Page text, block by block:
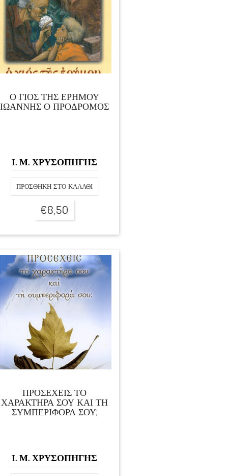
Ο ΓΙΟΣ ΤΗΣ ΕΡΗΜΟΥ
ΙΩΑΝΝΗΣ Ο ΠΡΟΔΡΟΜΟΣ
Ι. Μ. ΧΡΥΣΟΠΗΓΗΣ
ΠΡΟΣΘΉΚΗ ΣΤΟ ΚΑΛΆΘΙ
€8,50
ΠΡΟΣΕΧΕΙΣ ΤΟ
ΧΑΡΑΚΤΗΡΑ ΣΟΥ ΚΑΙ ΤΗ
ΣΥΜΠΕΡΙΦΟΡΑ ΣΟΥ;
Ι. Μ. ΧΡΥΣΟΠΗΓΗΣ